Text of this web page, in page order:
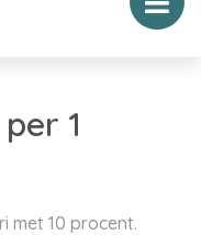
1
met 10 procent.